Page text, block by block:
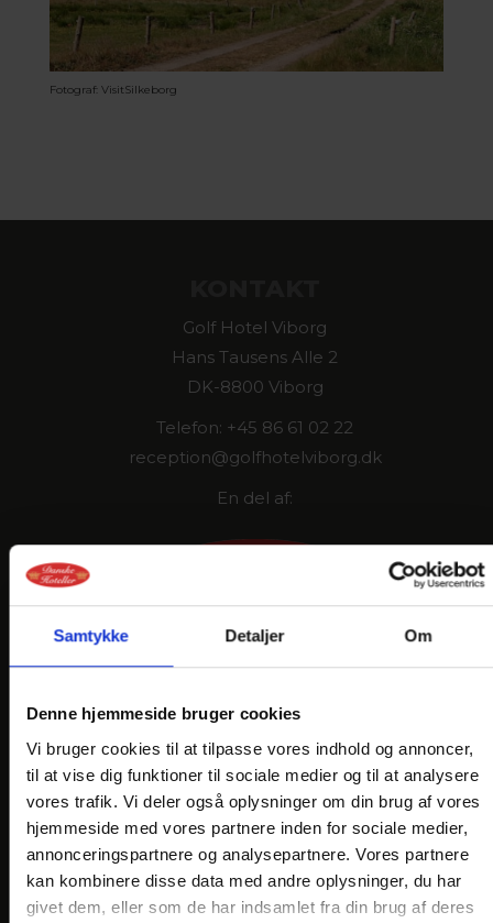
Samtykke Detaljer Om
Denne hjemmeside bruger cookies
Vi bruger cookies til at tilpasse vores indhold og annoncer,
til at vise dig funktioner til sociale medier og til at analysere
vores trafik. Vi deler også oplysninger om din brug af vores
hjemmeside med vores partnere inden for sociale medier,
annonceringspartnere og analysepartnere. Vores partnere
kan kombinere disse data med andre oplysninger, du har
givet dem, eller som de har indsamlet fra din brug af deres
Fotograf: VisitSilkeborg
Golf Hotel Viborg
Hans Tausens Alle 2
DK-8800 Viborg
Telefon: +45 86 61 02 22
reception@golfhotelviborg.dk
En del af:
PRAKTISK INFO
GENERELLE BESTEMMELSER
PERSONDATAPOLITIK
COOKIEPOLITIK
JOB PÅ HOTELLET
DANSKE HOTELLER